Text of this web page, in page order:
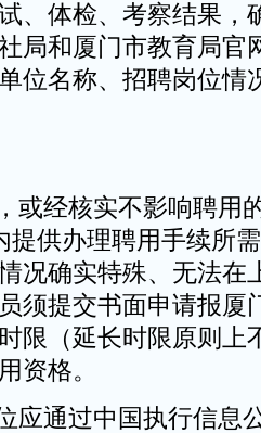
、体检、考察结果，
局和厦门市教育局官
位名称、招聘岗位情
或经核实不影响聘用
提供办理聘用手续所
况确实特殊、无法在
须提交书面申请报厦
限（延长时限原则上
资格。
应通过中国执行信息